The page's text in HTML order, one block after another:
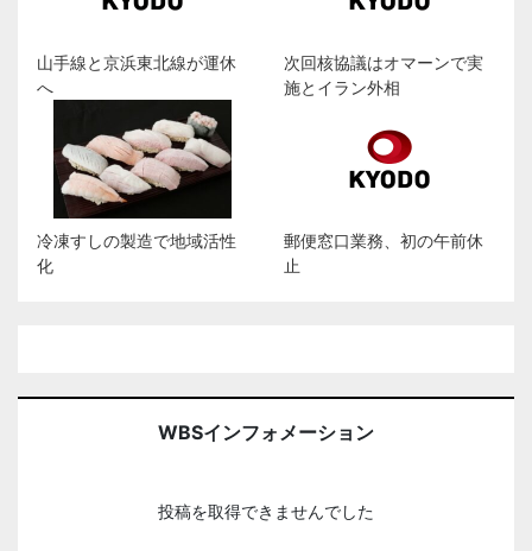
山手線と京浜東北線が運休
へ
次回核協議はオマーンで実
施とイラン外相
冷凍すしの製造で地域活性
化
郵便窓口業務、初の午前休
止
WBSインフォメーション
投稿を取得できませんでした